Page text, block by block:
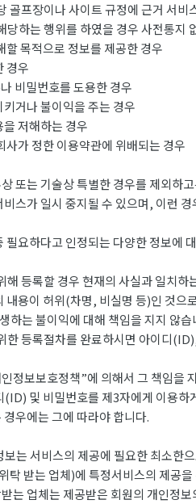
골프장이나 사이트 규정에 근거 서비
하는 행위를 하였을 경우 사전통지
목적으로 정보를 제공한 경우
우
밀번호를 도용한 경우
나 불이익을 주는 경우
저해하는 경우
정한 이용약관에 위배되는 경우
또는 기술상 특별한 경우를 제외하
스가 일시 중지될 수 있으며, 이런
필요하다고 인정되는 다양한 정보에
등록할 경우 현재의 사실과 일치
내용이 허위(차명, 비실명 등)인 것
하는 불이익에 대해 책임을 지지 않습
한 등록절차를 완료하시면 아이디
정보보호정책”에 의해서 그 책임을
및 비밀번호를 제3자에게 이용
우에는 그에 따라야 합니다.
는 서비스의 제공에 필요한 최소한
받는 업체)에 특정서비스의 제공
는 업체는 제공받은 회원의 개인정